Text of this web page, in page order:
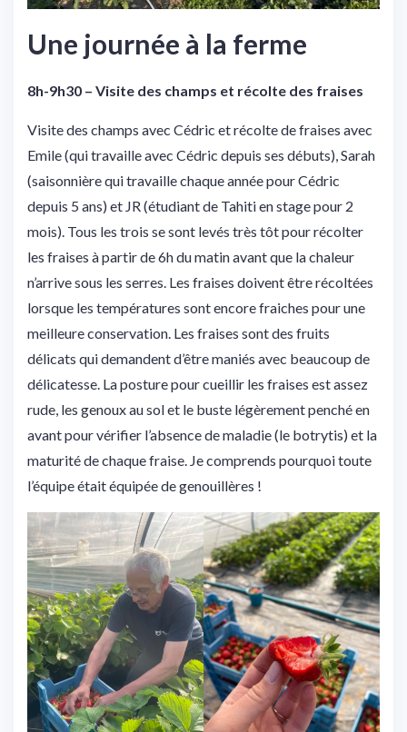
Une journée à la ferme
8h-9h30 – Visite des champs et récolte des fraises
Visite des champs avec Cédric et récolte de fraises avec
Emile (qui travaille avec Cédric depuis ses débuts), Sarah
(saisonnière qui travaille chaque année pour Cédric
depuis 5 ans) et JR (étudiant de Tahiti en stage pour 2
mois). Tous les trois se sont levés très tôt pour récolter
les fraises à partir de 6h du matin avant que la chaleur
n’arrive sous les serres. Les fraises doivent être récoltées
lorsque les températures sont encore fraiches pour une
meilleure conservation. Les fraises sont des fruits
délicats qui demandent d’être maniés avec beaucoup de
délicatesse. La posture pour cueillir les fraises est assez
rude, les genoux au sol et le buste légèrement penché en
avant pour vérifier l’absence de maladie (le botrytis) et la
maturité de chaque fraise. Je comprends pourquoi toute
l’équipe était équipée de genouillères !